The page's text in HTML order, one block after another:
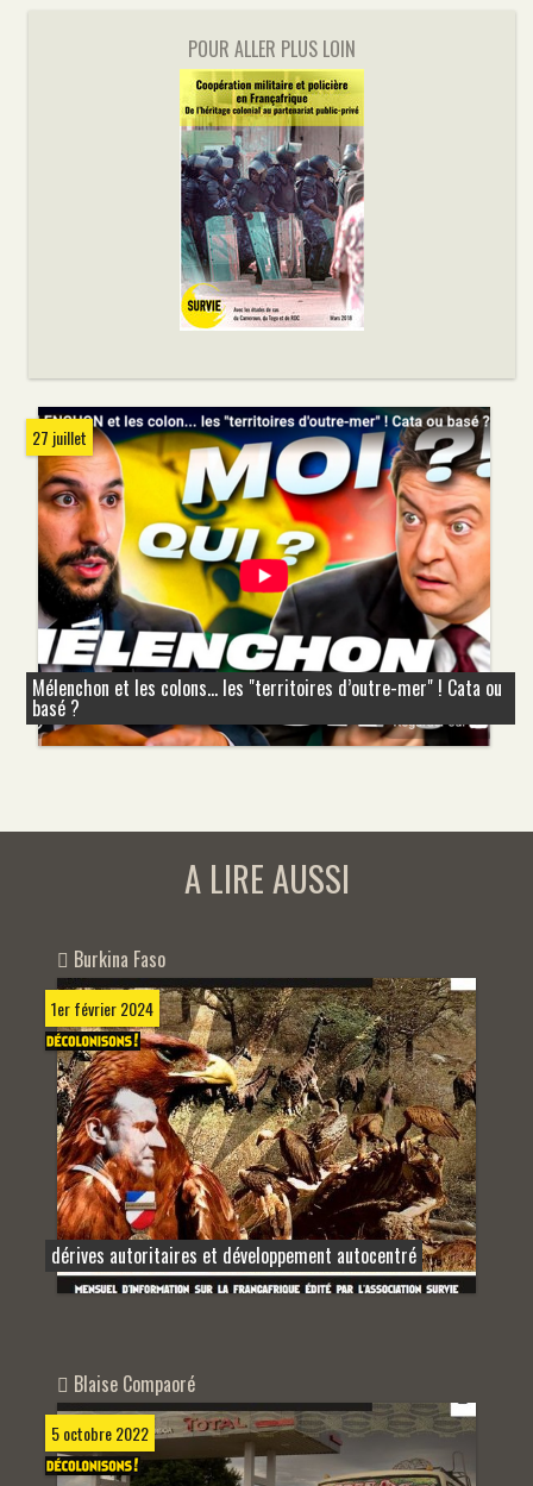
POUR ALLER PLUS LOIN
27 juillet
Mélenchon et les colons... les "territoires d’outre-mer" ! Cata ou
basé ?
A LIRE AUSSI
Burkina Faso
1er février 2024
dérives autoritaires et développement autocentré
Blaise Compaoré
5 octobre 2022